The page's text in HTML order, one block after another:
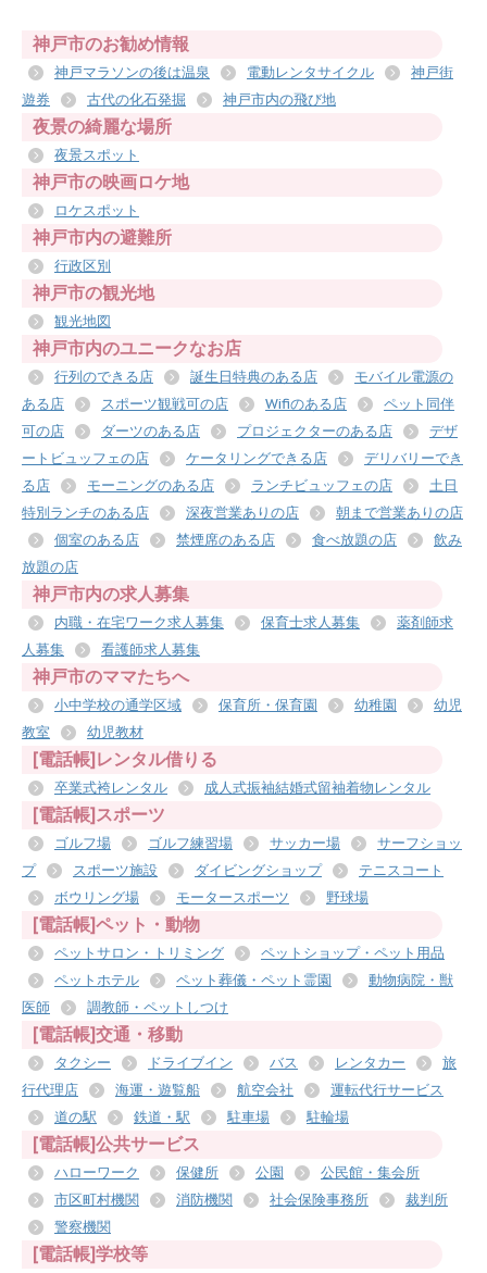
神戸市のお勧め情報
神戸マラソンの後は温泉 電動レンタサイクル
神戸街
遊券
古代の化石発掘 神戸市内の飛び地
夜景の綺麗な場所
夜景スポット
神戸市の映画ロケ地
ロケスポット
神戸市内の避難所
行政区別
神戸市の観光地
観光地図
神戸市内のユニークなお店
行列のできる店 誕生日特典のある店
モバイル電源の
ある店
スポーツ観戦可の店 Wifiのある店
ペット同伴
可の店
ダーツのある店 プロジェクターのある店
デザ
ートビュッフェの店
ケータリングできる店
デリバリーでき
る店
モーニングのある店 ランチビュッフェの店
土日
特別ランチのある店
深夜営業ありの店
朝まで営業ありの店
個室のある店
禁煙席のある店 食べ放題の店
飲み
放題の店
神戸市内の求人募集
内職・在宅ワーク求人募集 保育士求人募集
薬剤師求
人募集
看護師求人募集
神戸市のママたちへ
小中学校の通学区域 保育所・保育園 幼稚園
幼児
教室
幼児教材
[電話帳]レンタル借りる
卒業式袴レンタル 成人式振袖結婚式留袖着物レンタル
[電話帳]スポーツ
ゴルフ場 ゴルフ練習場 サッカー場
サーフショッ
プ
スポーツ施設 ダイビングショップ
テニスコート
ボウリング場
モータースポーツ 野球場
[電話帳]ペット・動物
ペットサロン・トリミング
ペットショップ・ペット用品
ペットホテル
ペット葬儀・ペット霊園
動物病院・獣
医師
調教師・ペットしつけ
[電話帳]交通・移動
タクシー ドライブイン バス レンタカー
旅
行代理店
海運・遊覧船 航空会社
運転代行サービス
道の駅
鉄道・駅 駐車場 駐輪場
[電話帳]公共サービス
ハローワーク 保健所 公園
公民館・集会所
市区町村機関
消防機関 社会保険事務所
裁判所
警察機関
[電話帳]学校等